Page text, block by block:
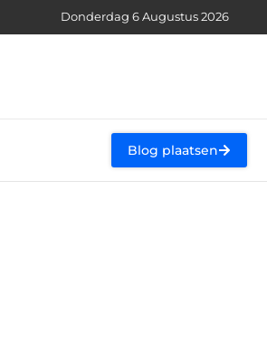
Donderdag 6 Augustus 2026
Blog plaatsen